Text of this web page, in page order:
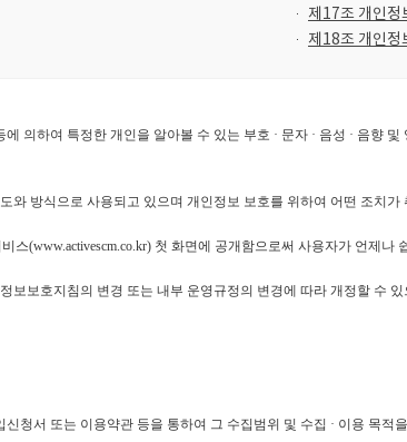
제17조 개인정
제18조 개인정
에 의하여 특정한 개인을 알아볼 수 있는 부호 · 문자 · 음성 · 음향 및
와 방식으로 사용되고 있으며 개인정보 보호를 위하여 어떤 조치
스(www.activescm.co.kr) 첫 화면에 공개함으로써 사용자가 언제나
보보호지침의 변경 또는 내부 운영규정의 변경에 따라 개정할 수 있
청서 또는 이용약관 등을 통하여 그 수집범위 및 수집 · 이용 목적